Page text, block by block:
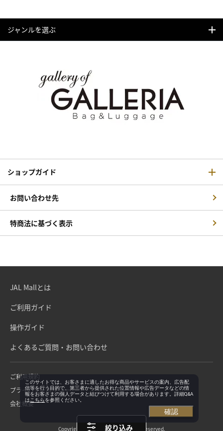
ジャンルを選ぶ
絞り込み
ショップガイド
お問い合わせ先
特商法に基づく表示
JAL Mallとは
ご利用ガイド
操作ガイド
よくあるご質問・お問い合わせ
ご利用規約
プライバシーポリシー
会社概要
Copyright©Japan Airlines. All rights reserved.
このサイトでは、お客さまに適したお得な商品やサービスの案内、広告配
信等を行う目的で、第三者から提供された位置情報や広告データなどの情
報をお客さまの個人データと結びつけて利用する場合があります。詳細Q&A
はこちらを参照ください。
確認